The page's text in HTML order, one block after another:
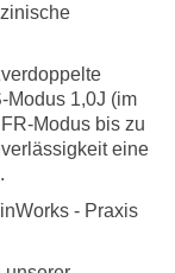
Modus 1,0J (im
Modus bis zu
eine
- Praxis